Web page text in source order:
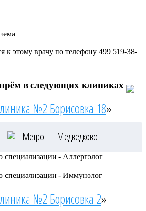
к этому врачу по телефону 499 519-38-
прём в следующих клиниках
№2 Борисовка 18»
Метро : Медведково
- Аллерголог
специализации - Иммунолог
№2 Борисовка 2»